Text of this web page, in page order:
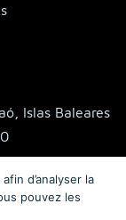
Islas Baleares
d’analyser la
pouvez les